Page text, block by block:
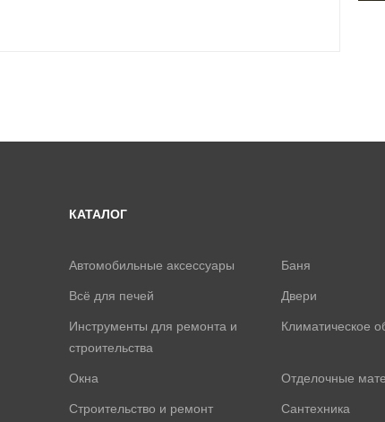
КАТАЛОГ
Автомобильные аксессуары Баня
Всё для печей Двери
Инструменты для ремонта и
строительства
Климатическое
Окна Отделочные
Строительство и ремонт Сантехника